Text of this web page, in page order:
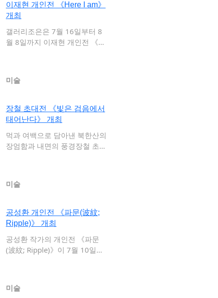
이재현 개인전 《Here I am》
개최
갤러리조은은 7월 16일부터 8
월 8일까지 이재현 개인전 《H
미술
장철 초대전 《빛은 검음에서
태어난다》 개최
먹과 여백으로 담아낸 북한산의
장엄함과 내면의 풍경장철 초대
미술
공성환 개인전 《파문(波紋;
Ripple)》 개최
공성환 작가의 개인전 《파문
(波紋; Ripple)》이 7월 10일부
미술